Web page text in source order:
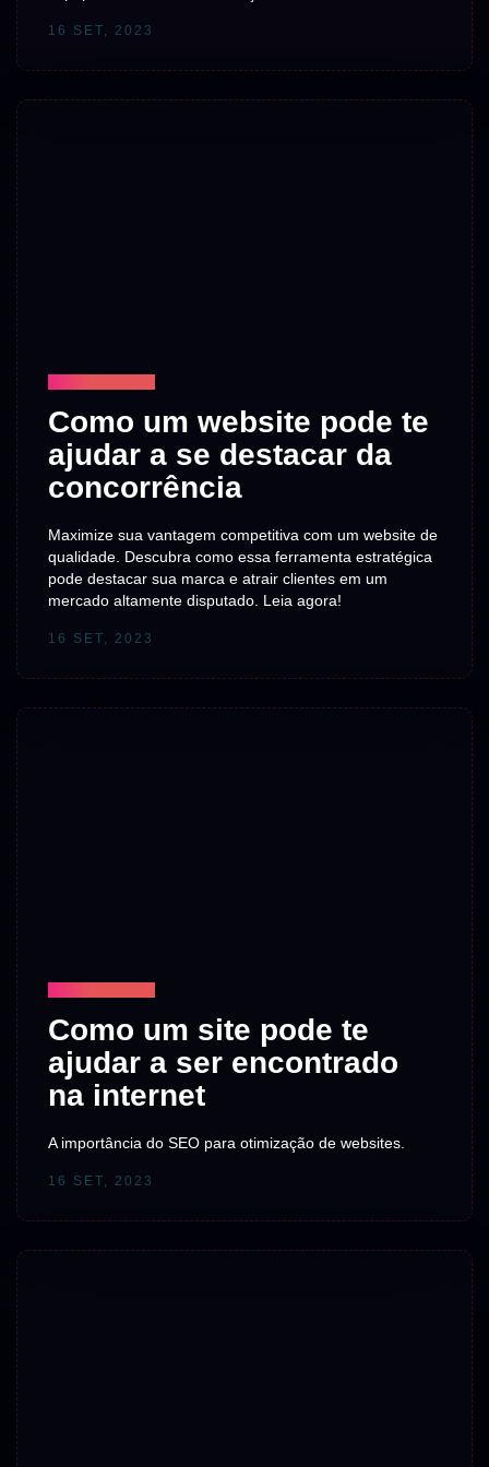
16 SET, 2023
Como um website pode te
ajudar a se destacar da
concorrência
Maximize sua vantagem competitiva com um website de
qualidade. Descubra como essa ferramenta estratégica
pode destacar sua marca e atrair clientes em um
mercado altamente disputado. Leia agora!
16 SET, 2023
Como um site pode te
ajudar a ser encontrado
na internet
A importância do SEO para otimização de websites.
16 SET, 2023